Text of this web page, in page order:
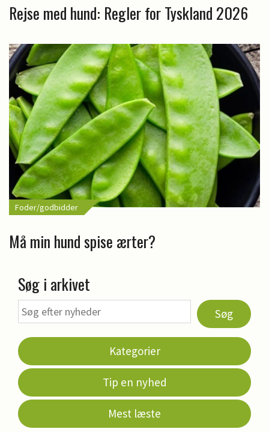
Rejse med hund: Regler for Tyskland 2026
Foder/godbidder
Må min hund spise ærter?
Søg i arkivet
Søg
Kategorier
Tip en nyhed
Mest læste